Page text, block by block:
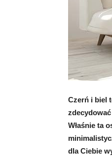
Czerń i biel
Właśnie ta
dla Ciebie